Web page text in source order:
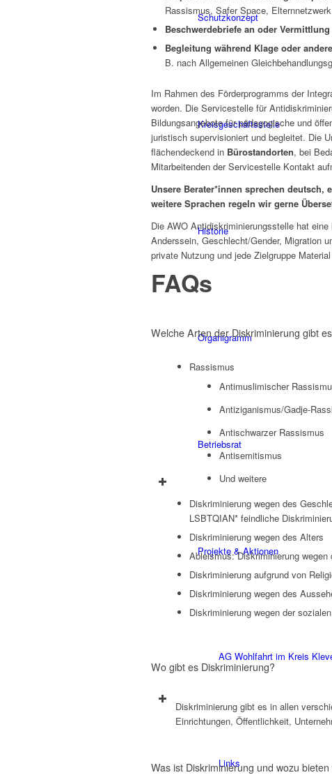
Schutzkonzept
Kreisgeschäftsstelle
Historie
Organigramm
Betriebsrat
Projekte & Aktionen
AG Wohlfahrt im Kreis
Links
Rassismus, Safer Space,
Beschwerdebriefe an oder
Begleitung während Klage oder
B. nach Allgemeinen
Im Rahmen des Förderprogramms der
worden. Die Servicestelle für
Bildungsangebote für pädagogische und
juristisch supervisioniert und begleitet. Die
flächendeckend in Bürostandorten, bei
Mitarbeitenden der Servicestelle Kontakt
Unsere Berater*innen sprechen
weitere Sprachen regeln wir gerne
Die AWO Antidiskriminierungsstelle hat
Anderssein, Geschlecht/Gender, Migration
private Nutzung und jede Zielgruppe
FAQs
Welche Arten der Diskriminierung gibt
Rassismus
Antimuslimischer
Antiziganismus/Gadje-
Antischwarzer Rassismus
Antisemitismus
Und weitere
Diskriminierung wegen des
LSBTQIAN* feindliche
Diskriminierung wegen des Alters
Ableismus: Diskriminierung
Diskriminierung aufgrund von
Diskriminierung wegen des
Diskriminierung wegen der
Wo gibt es Diskriminierung?
Diskriminierung gibt es in allen
Einrichtungen, Öffentlichkeit,
Was ist Diskriminierung und wozu